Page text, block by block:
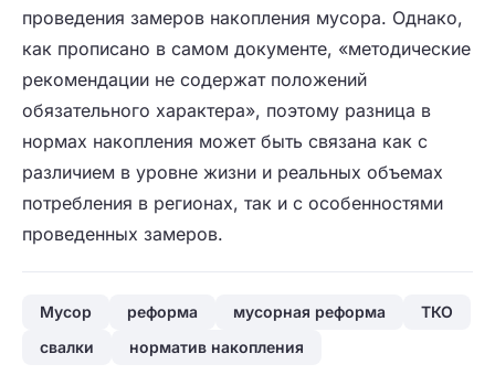
проведения замеров накопления мусора. Однако,
как прописано в самом документе, «методические
рекомендации не содержат положений
обязательного характера», поэтому разница в
нормах накопления может быть связана как с
различием в уровне жизни и реальных объемах
потребления в регионах, так и с особенностями
проведенных замеров.
Мусор реформа мусорная реформа
ТКО
свалки
норматив накопления